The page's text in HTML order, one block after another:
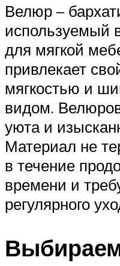
Велюр –
используемый
для мягкой
привлекает
мягкостью и
видом.
уюта и
Материал не
в течение
времени и
регулярного